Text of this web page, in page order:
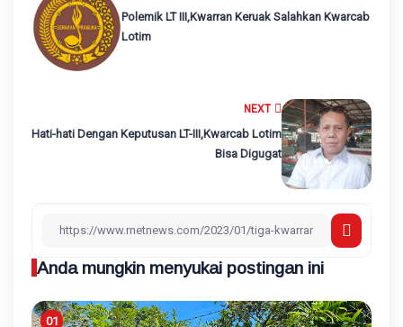
NEXT
Hati-hati Dengan Keputusan LT-III,Kwarcab Lotim
Bisa Digugat
Polemik LT III,Kwarran Keruak Salahkan Kwarcab
Lotim
Anda mungkin menyukai postingan ini